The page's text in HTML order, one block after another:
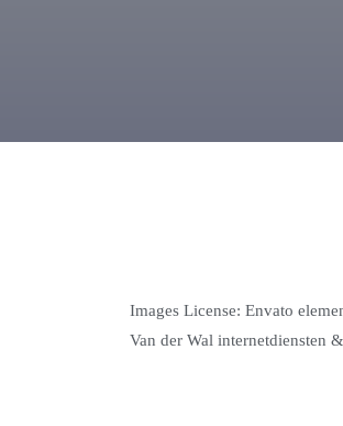
Images License: Envato
Van der Wal internetdiensten